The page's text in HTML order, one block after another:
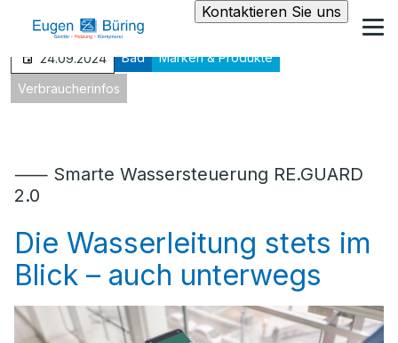
Kontaktieren Sie uns
24.09.2024 Bad Marken & Produkte
Verbraucherinfos
⸺ Smarte Wassersteuerung RE.GUARD
2.0
Die Wasserleitung stets im
Blick – auch unterwegs